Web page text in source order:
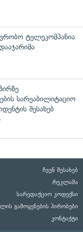
ტელეკომპანია
სარეაბილიტაციო
შესახებ
ჩვენ შესახებ
რეკლამა
სარედაქციო კოდექსი
გამოყენების პირობები
კონტაქტი